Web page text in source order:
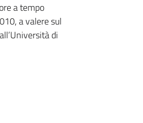
a tempo
a valere sul
di